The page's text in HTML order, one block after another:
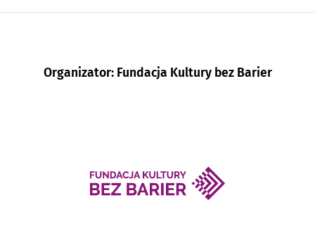
Organizator: Fundacja Kultury bez Barier